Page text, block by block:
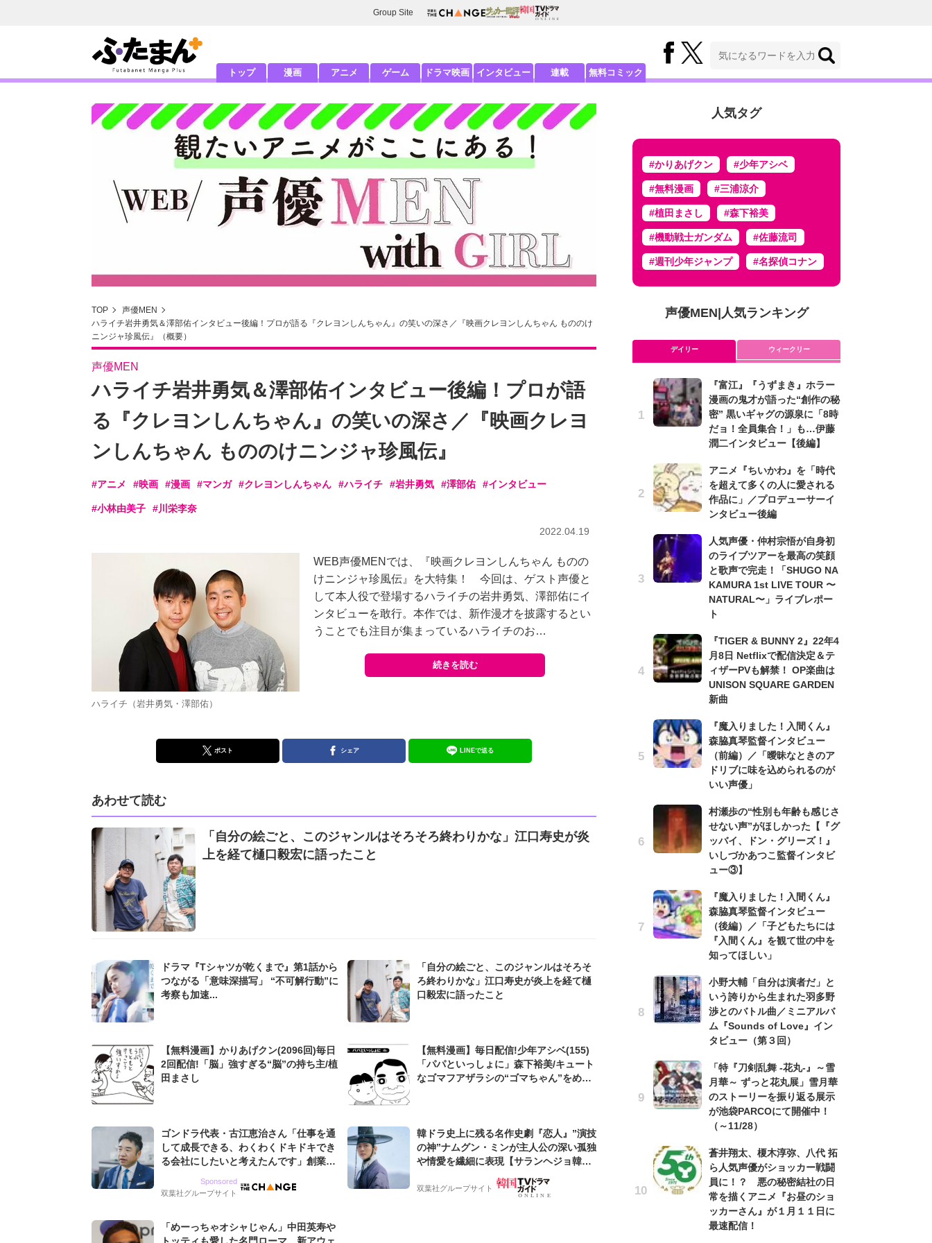
Group Site
トップ 漫画 アニメ ゲーム ドラマ映画 インタビュー 連載 無料コミック
TOP
声優MEN
ハライチ岩井勇気＆澤部佑インタビュー後編！プロが語る『クレヨンしんちゃん』の笑いの深さ／『映画クレヨンしんちゃん もののけ
ニンジャ珍風伝』（概要）
声優MEN
ハライチ岩井勇気＆澤部佑インタビュー後編！プロが語
る『クレヨンしんちゃん』の笑いの深さ／『映画クレヨ
ンしんちゃん もののけニンジャ珍風伝』
#アニメ #映画 #漫画 #マンガ #クレヨンしんちゃん #ハライチ #岩井勇気 #澤部佑 #インタビュー
#小林由美子 #川栄李奈
2022.04.19
ハライチ（岩井勇気・澤部佑）
WEB声優MENでは、『映画クレヨンしんちゃん ものの
けニンジャ珍風伝』を大特集！ 今回は、ゲスト声優と
して本人役で登場するハライチの岩井勇気、澤部佑にイ
ンタビューを敢行。本作では、新作漫才を披露するとい
うことでも注目が集まっているハライチのお…
続きを読む
ポスト シェア LINEで送る
あわせて読む
「自分の絵ごと、このジャンルはそろそろ終わりかな」江口寿史が炎
上を経て樋口毅宏に語ったこと
ドラマ『Tシャツが乾くまで』第1話から
つながる「意味深描写」 “不可解行動”に
考察も加速...
「自分の絵ごと、このジャンルはそろそ
ろ終わりかな」江口寿史が炎上を経て樋
口毅宏に語ったこと
【無料漫画】かりあげクン(2096回)毎日
2回配信!「脳」強すぎる“脳”の持ち主/植
田まさし
【無料漫画】毎日配信!少年アシベ(155)
「パパといっしょに」森下裕美/キュート
なゴマフアザラシの“ゴマちゃん”をめぐ
ゴンドラ代表・古江恵治さん「仕事を通
して成長できる、わくわくドキドキでき
る会社にしたいと考えたんです」創業来
グ会社のアイデンティティ
Sponsored
双葉社グループサイト
韓ドラ史上に残る名作史劇『恋人』”演技
の神”ナムグン・ミンが主人公の深い孤独
や情愛を繊細に表現【サランヘジョ韓ド
双葉社グループサイト
「めーっちゃオシャじゃん」中田英寿や
トッティも愛した名門ローマ、新アウェ
人気タグ
#かりあげクン #少年アシベ
#無料漫画 #三浦涼介
#植田まさし #森下裕美
#機動戦士ガンダム #佐藤流司
#週刊少年ジャンプ #名探偵コナン
声優MEN| 人気ランキング
デイリー ウィークリー
『富江』『うずまき』ホラー
漫画の鬼才が語った“創作の秘
密” 黒いギャグの源泉に「8時
だョ！全員集合！」も…伊藤
潤二インタビュー【後編】
アニメ『ちいかわ』を「時代
を超えて多くの人に愛される
作品に」／プロデューサーイ
ンタビュー後編
人気声優・仲村宗悟が自身初
のライブツアーを最高の笑顔
と歌声で完走！「SHUGO NA
KAMURA 1st LIVE TOUR 〜
NATURAL〜」ライブレポー
ト
『TIGER & BUNNY 2』22年4
月8日 Netflixで配信決定＆テ
ィザーPVも解禁！ OP楽曲は
UNISON SQUARE GARDEN
新曲
『魔入りました！入間くん』
森脇真琴監督インタビュー
（前編）／「曖昧なときのア
ドリブに味を込められるのが
いい声優」
村瀬歩の“性別も年齢も感じさ
せない声”がほしかった【『グ
ッバイ、ドン・グリーズ！』
いしづかあつこ監督インタビ
ュー③】
『魔入りました！入間くん』
森脇真琴監督インタビュー
（後編）／「子どもたちには
『入間くん』を観て世の中を
知ってほしい」
小野大輔「自分は演者だ」と
いう誇りから生まれた羽多野
渉とのバトル曲／ミニアルバ
ム『Sounds of Love』イン
タビュー（第３回）
「特『刀剣乱舞 -花丸-』～雪
月華～ ずっと花丸展」雪月華
のストーリーを振り返る展示
が池袋PARCOにて開催中！
（～11/28）
蒼井翔太、榎木淳弥、八代 拓
ら人気声優がショッカー戦闘
員に！？ 悪の秘密結社の日
常を描くアニメ『お昼のショ
ッカーさん』が１月１１日に
最速配信！